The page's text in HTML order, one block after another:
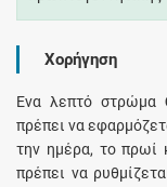
Χορήγηση
Ένα λεπτό στρώμα
πρέπει να
την ημέρα, το πρωί
πρέπει να